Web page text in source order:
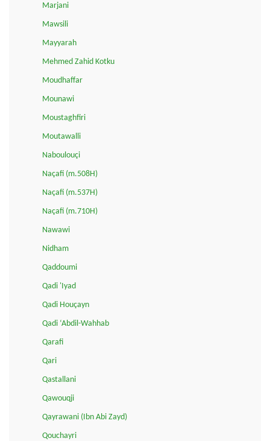
Marjani
Mawsili
Mayyarah
Mehmed Zahid Kotku
Moudhaffar
Mounawi
Moustaghfiri
Moutawalli
Naboulouçi
Naçafi (m.508H)
Naçafi (m.537H)
Naçafi (m.710H)
Nawawi
Nidham
Qaddoumi
Qadi 'Iyad
Qadi Houçayn
Qadi ‘Abdil-Wahhab
Qarafi
Qari
Qastallani
Qawouqji
Qayrawani (Ibn Abi Zayd)
Qouchayri